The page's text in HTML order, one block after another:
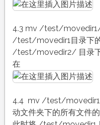
4.3 mv /test/
/test/movedir1目录下
/test/movedir2/ 目录下
在
4.4 mv /test/
动文件夹下的所有文件